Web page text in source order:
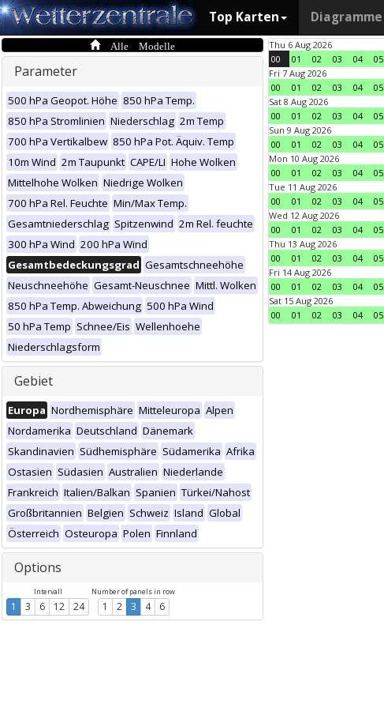
Top Karten Diagramme
Alle Modelle
Parameter
500 hPa Geopot. Höhe 850 hPa Temp.
850 hPa Stromlinien Niederschlag 2m Temp
700 hPa Vertikalbew 850 hPa Pot. Äquiv. Temp
10m Wind 2m Taupunkt CAPE/LI Hohe Wolken
Mittelhohe Wolken Niedrige Wolken
700 hPa Rel. Feuchte Min/Max Temp.
Gesamtniederschlag Spitzenwind 2m Rel. feuchte
300 hPa Wind 200 hPa Wind
Gesamtbedeckungsgrad Gesamtschneehöhe
Neuschneehöhe Gesamt-Neuschnee Mittl. Wolken
850 hPa Temp. Abweichung 500 hPa Wind
50 hPa Temp Schnee/Eis Wellenhoehe
Niederschlagsform
Gebiet
Europa Nordhemisphäre Mitteleuropa Alpen
Nordamerika Deutschland Dänemark
Skandinavien Südhemisphäre Südamerika Afrika
Ostasien Südasien Australien Niederlande
Frankreich Italien/Balkan Spanien Türkei/Nahost
Großbritannien Belgien Schweiz Island Global
Österreich Osteuropa Polen Finnland
Options
Intervall
1 3 6 12 24
Number of panels in row
1 2 3 4 6
Thu 6 Aug 2026
00
01 02 03 04 05
Fri 7 Aug 2026
00
01 02 03 04 05
Sat 8 Aug 2026
00
01 02 03 04 05
Sun 9 Aug 2026
00
01 02 03 04 05
Mon 10 Aug 2026
00
01 02 03 04 05
Tue 11 Aug 2026
00
01 02 03 04 05
Wed 12 Aug 2026
00
01 02 03 04 05
Thu 13 Aug 2026
00
01 02 03 04 05
Fri 14 Aug 2026
00
01 02 03 04 05
Sat 15 Aug 2026
00
01 02 03 04 05